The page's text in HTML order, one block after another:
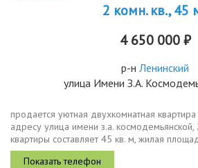
2 комн. кв., 45
4 650 000 ₽
р-н Ленинский
улица Имени З.А.
продается уютная двухкомнатная
адресу улица имени з.а.
квартиры составляет 45 кв. м, жилая
м. квартира расположена на третьем этаже